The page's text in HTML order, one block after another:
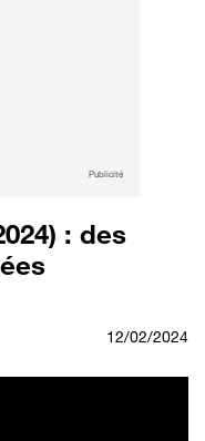
Publicité
: des
12/02/2024